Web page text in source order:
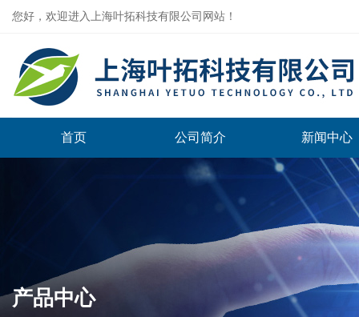
您好，欢迎进入上海叶拓科技有限公司网站！
首页 公司简介 新闻中心
产品中心